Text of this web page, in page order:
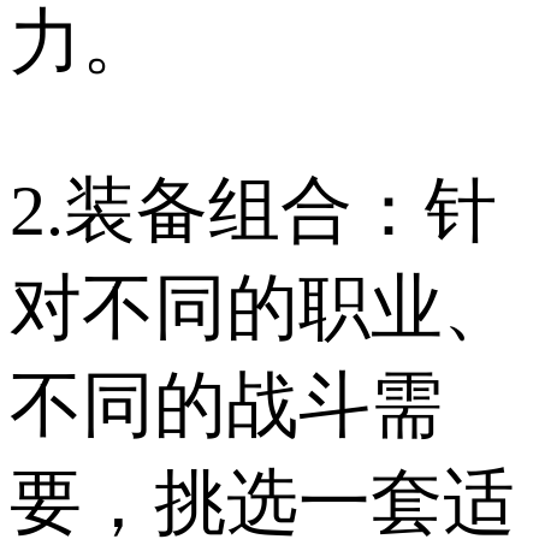
力。
2.装备组合：针
对不同的职业、
不同的战斗需
要，挑选一套适